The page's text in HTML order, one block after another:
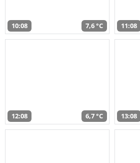
10:08 7,6 °C 11:08
12:08 6,7 °C 13:08